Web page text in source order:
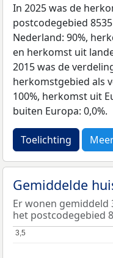
In 2025 was de
postcodegebied
Nederland: 90%,
en herkomst uit
2015 was de
herkomstgebied als
100%, herkomst uit
buiten Europa: 0,0%.
Toelichting
Gemiddelde
Er wonen
het postcodegebied
3,5
3,5